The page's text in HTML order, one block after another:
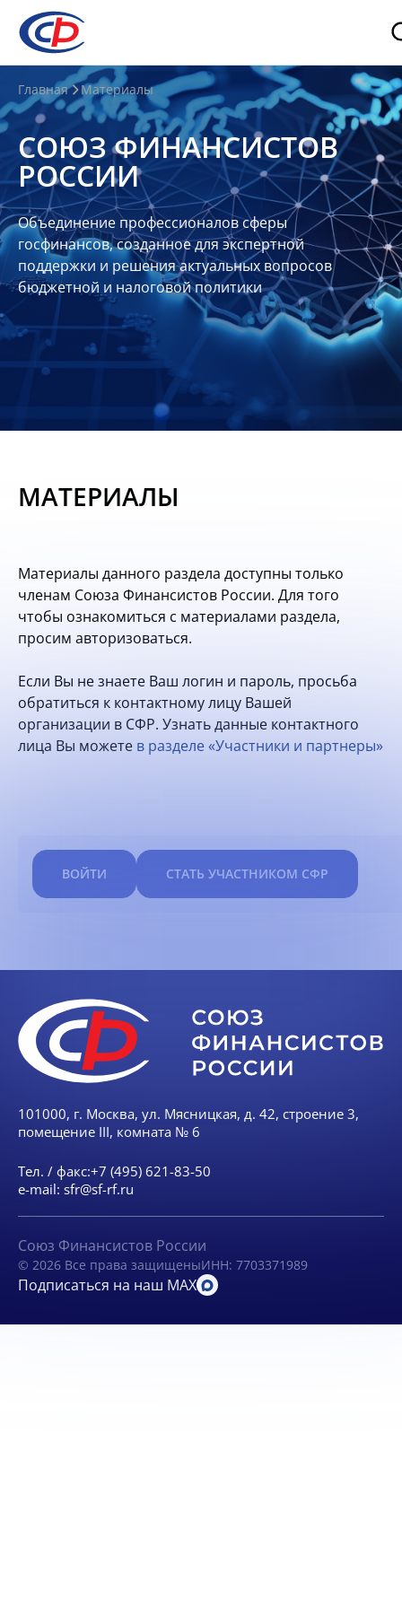
О
нас
О
СФР
Совет
Союза
Участники
Планы
отчеты
Контакты
Материалы
опытом
Вступить
Главная Материалы
СОЮЗ ФИНАНСИСТОВ
РОССИИ
Объединение профессионалов сферы
госфинансов, созданное для экспертной
поддержки и решения актуальных вопросов
бюджетной и налоговой политики
МАТЕРИАЛЫ
Материалы данного раздела доступны только
членам Союза Финансистов России. Для того
чтобы ознакомиться с материалами раздела,
просим авторизоваться.
Если Вы не знаете Ваш логин и пароль, просьба
обратиться к контактному лицу Вашей
организации в СФР. Узнать данные контактного
лица Вы можете в разделе «Участники и партнеры»
ВОЙТИ СТАТЬ УЧАСТНИКОМ СФР
101000, г. Москва, ул. Мясницкая, д. 42, строение 3,
помещение III, комната № 6
Тел. / факс:+7 (495) 621-83-50
e-mail: sfr@sf-rf.ru
Союз Финансистов России
© 2026 Все права защищеныИНН: 7703371989
Подписаться на наш MAX